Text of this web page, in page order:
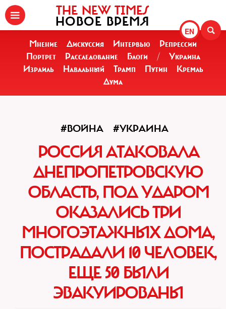
EN
THE NEW TIMES
НОВОЕ ВРЕМЯ
Мнение Дискуссия Интервью
Репрессии
Портрет
Расследование Блоги /
Украина
Израиль
Навальный Трамп Путин
Кремль
Дума
#ВОЙНА #УКРАИНА
РОССИЯ АТАКОВАЛА
ДНЕПРОПЕТРОВСКУЮ
ОБЛАСТЬ, ПОД УДАРОМ
ОКАЗАЛИСЬ ТРИ
МНОГОЭТАЖНЫХ ДОМА,
ПОСТРАДАЛИ 10 ЧЕЛОВЕК,
ЕЩЕ 50 БЫЛИ
ЭВАКУИРОВАНЫ